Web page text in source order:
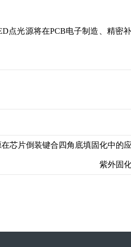
光源将在PCB电子制造、精密
芯片倒装键合四角底填固化中的
紫外固